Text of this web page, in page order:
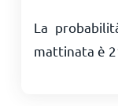
La
mattinata è